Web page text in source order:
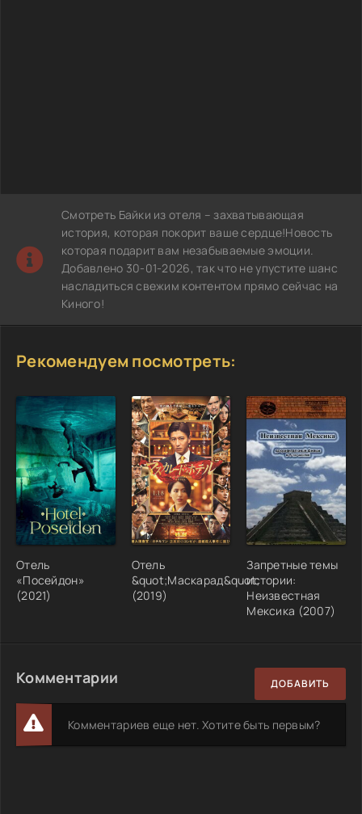
Смотреть Байки из отеля – захватывающая
история, которая покорит ваше сердце!Новость
которая подарит вам незабываемые эмоции.
Добавлено 30-01-2026, так что не упустите шанс
насладиться свежим контентом прямо сейчас на
Киного!
Рекомендуем посмотреть:
Отель
«Посейдон»
(2021)
Отель
&quot;Маскарад&quot;
(2019)
Запретные темы
истории:
Неизвестная
Мексика (2007)
Комментарии ДОБАВИТЬ
Комментариев еще нет. Хотите быть первым?